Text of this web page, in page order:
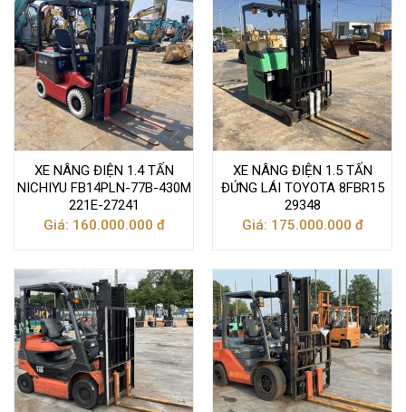
XE NÂNG ĐIỆN 1.4 TẤN
NICHIYU FB14PLN-77B-430M
221E-27241
Giá: 160.000.000 đ
XE NÂNG ĐIỆN 1.5 TẤN
ĐỨNG LÁI TOYOTA 8FBR15
29348
Giá: 175.000.000 đ